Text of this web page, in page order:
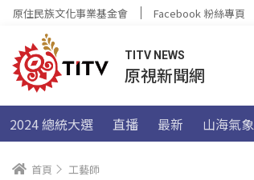
原住民族文化事業基金會 Facebook 粉絲專頁
TITV NEWS
原視新聞網
2024 總統大選 直播 最新 山海氣象
首頁 工藝師